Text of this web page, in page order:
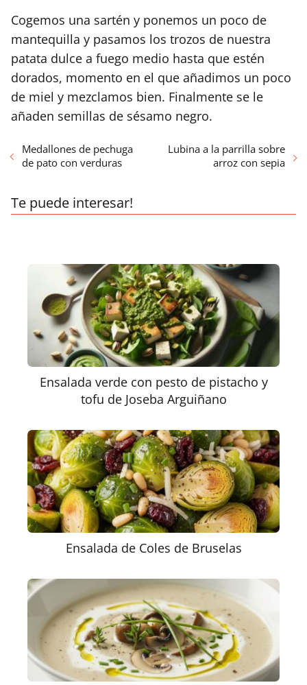
Cogemos una sartén y ponemos un poco de
mantequilla y pasamos los trozos de nuestra
patata dulce a fuego medio hasta que estén
dorados, momento en el que añadimos un poco
de miel y mezclamos bien. Finalmente se le
añaden semillas de sésamo negro.
Medallones de pechuga
de pato con verduras
Lubina a la parrilla sobre
arroz con sepia
Te puede interesar!
Ensalada verde con pesto de pistacho y
tofu de Joseba Arguiñano
Ensalada de Coles de Bruselas